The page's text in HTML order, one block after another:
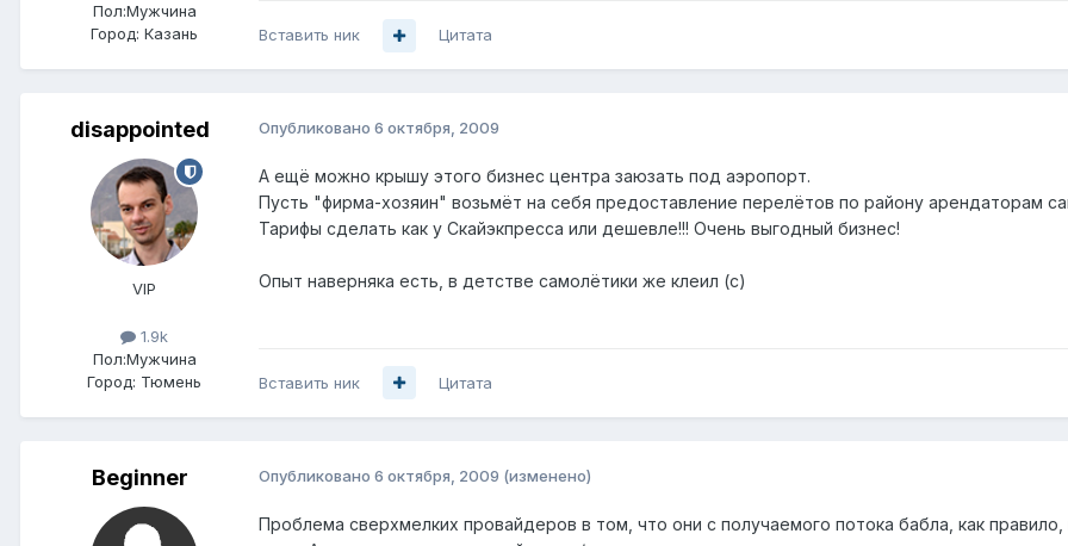
Пол:Мужчина
Город: Казань Вставить ник Цитата
disappointed
VIP
1.9k
Пол:Мужчина
Город: Тюмень
Опубликовано 6 октября, 2009
А ещё можно крышу этого бизнес центра заюзать под аэропорт.
Пусть "фирма-хозяин" возьмёт на себя предоставление перелётов по району арендаторам
Тарифы сделать как у Скайэкпресса или дешевле!!! Очень выгодный бизнес!
Опыт наверняка есть, в детстве самолётики же клеил (с)
Вставить ник Цитата
Beginner Опубликовано 6 октября, 2009 (изменено)
Проблема сверхмелких провайдеров в том, что они с получаемого потока бабла, как